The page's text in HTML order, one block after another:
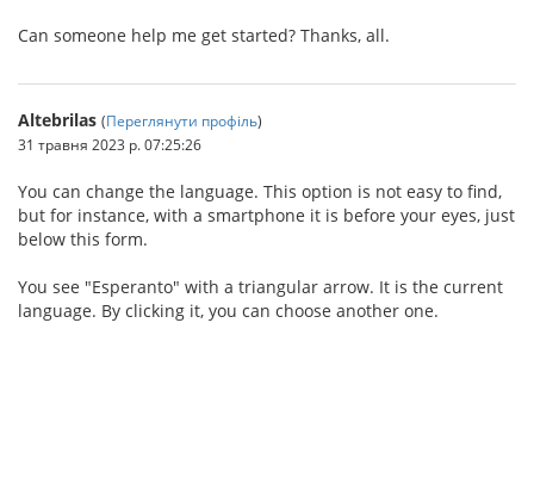
Can someone help me get started? Thanks, all.
Altebrilas (Переглянути профіль)
31 травня 2023 р. 07:25:26
You can change the language. This option is not easy to find,
but for instance, with a smartphone it is before your eyes, just
below this form.
You see "Esperanto" with a triangular arrow. It is the current
language. By clicking it, you can choose another one.